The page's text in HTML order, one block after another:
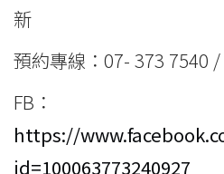
新
預約專線：07- 373 7540
FB：
https://
id=100063773240927